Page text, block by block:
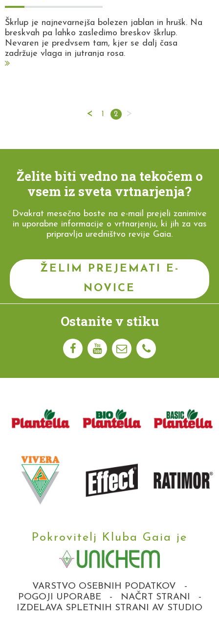
Škrlup je najnevarnejša bolezen jablan in hrušk. Na
breskvah pa lahko zasledimo breskov škrlup.
Nevaren je predvsem tam, kjer se dalj časa
zadržuje vlaga in jutranja rosa.
< 1 2 >
Želite biti vedno na tekočem o
vsem iz sveta vrtnarjenja?
Dvakrat mesečno boste na e-mail prejeli zanimive
in uporabne informacije o vrtnarjenju, ki jih za vas
pripravlja uredništvo revije Gaia.
ŽELIM PREJEMATI E-
NOVICE
Ostanite v stiku
Pokrovitelj Kluba Gaia je
VARSTVO OSEBNIH PODATKOV
-
POGOJI UPORABE
- NAČRT STRANI
-
IZDELAVA SPLETNIH STRANI AV STUDIO